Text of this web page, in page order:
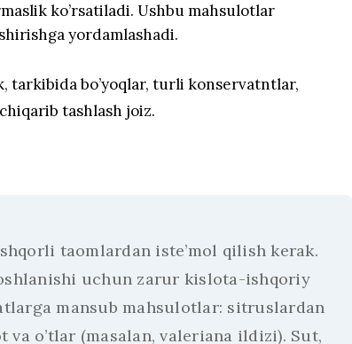
ko’rsatiladi. Ushbu mahsulotlar
yordamlashadi.
tarkibida bo’yoqlar, turli konservatntlar,
tashlash joiz.
taomlardan iste’mol qilish kerak.
uchun zarur kislota-ishqoriy
mansub mahsulotlar: sitruslardan
va o’tlar (masalan, valeriana ildizi). Sut,